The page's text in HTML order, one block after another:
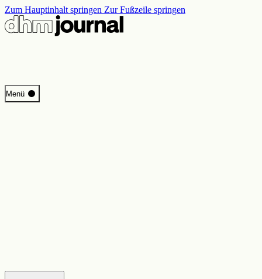
Zum Hauptinhalt springen Zur Fußzeile springen
Menü
Start
Programm